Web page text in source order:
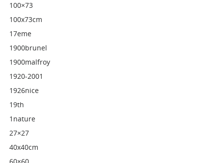
100×73
100x73cm
17eme
1900brunel
1900malfroy
1920-2001
1926nice
19th
1nature
27×27
40x40cm